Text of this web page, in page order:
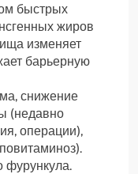
быстрых
жиров
изменяет
барьерную
снижение
(недавно
операции),
фурункула.